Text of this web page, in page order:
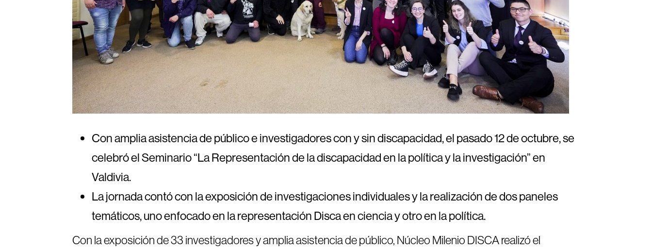
Con amplia asistencia de público e investigadores con y sin discapacidad, el pasado 12 de octubre, se
celebró el Seminario “La Representación de la discapacidad en la política y la investigación” en
Valdivia.
La jornada contó con la exposición de investigaciones individuales y la realización de dos paneles
temáticos, uno enfocado en la representación Disca en ciencia y otro en la política.
Con la exposición de 33 investigadores y amplia asistencia de público, Núcleo Milenio DISCA realizó el